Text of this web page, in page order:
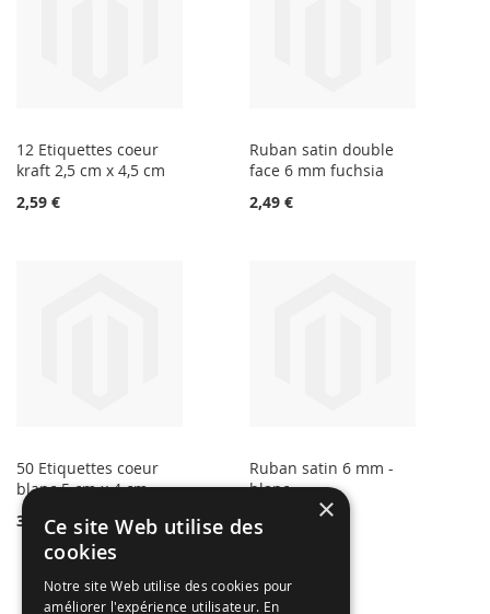
12 Etiquettes coeur
kraft 2,5 cm x 4,5 cm
2,59 €
Ruban satin double
face 6 mm fuchsia
2,49 €
50 Etiquettes coeur
blanc 5 cm x 4 cm
3,99 €
Ruban satin 6 mm -
blanc
1,99 €
×
Ce site Web utilise des
cookies
Notre site Web utilise des cookies pour
améliorer l'expérience utilisateur. En